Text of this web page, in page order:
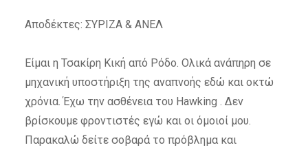
Αποδέκτες: ΣΥΡΙΖΑ & ΑΝΕΛ
Είμαι η Τσακίρη Κική από Ρόδο. Ολικά ανάπηρη σε
μηχανική υποστήριξη της αναπνοής εδώ και οκτώ
χρόνια. Έχω την ασθένεια του Hawking . Δεν
βρίσκουμε φροντιστές εγώ και οι όμοιοί μου.
Παρακαλώ δείτε σοβαρά το πρόβλημα και